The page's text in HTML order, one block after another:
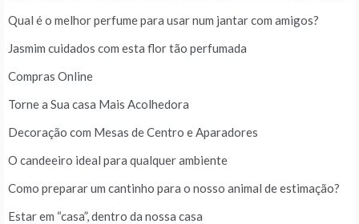
Qual é o melhor perfume para usar num jantar com amigos?
Jasmim cuidados com esta flor tão perfumada
Compras Online
Torne a Sua casa Mais Acolhedora
Decoração com Mesas de Centro e Aparadores
O candeeiro ideal para qualquer ambiente
Como preparar um cantinho para o nosso animal de estimação?
Estar em “casa”, dentro da nossa casa